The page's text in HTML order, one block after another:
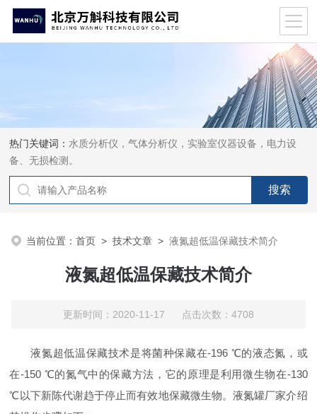
热门关键词： 水质分析仪，气体分析仪，实验室仪器设备，电力设
备、无损检测。
当前位置：首页 >技术文章 >液氮超低温保藏技术简介
液氮超低温保藏技术简介
更新时间：2020-11-17 点击次数：4708
液氮超低温保藏技术是将菌种保藏在-196 ℃的液态氮，或
在-150 ℃的氮气中的保藏方法，它的原理是利用微生物在-130
℃以下新陈代谢趋于停止而有效地保藏微生物。液氮罐厂家介绍